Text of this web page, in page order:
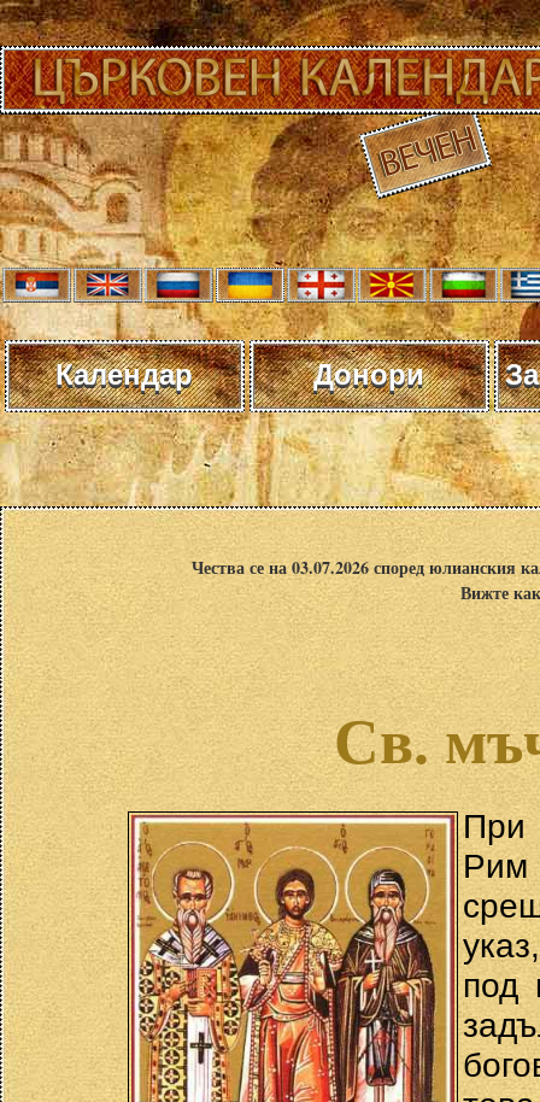
Календар Донори
Чества се на 03.07.2026 според юлианския
Вижте
Св.
При
Рим
под